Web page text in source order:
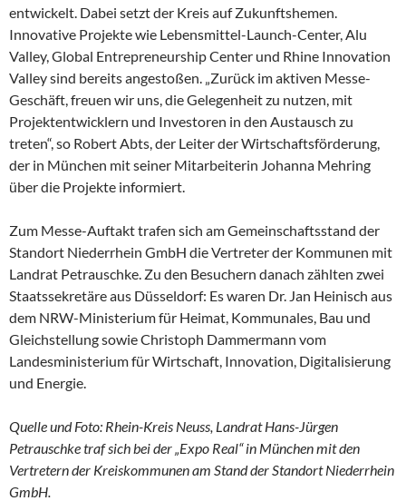
entwickelt. Dabei setzt der Kreis auf Zukunftshemen.
Innovative Projekte wie Lebensmittel-Launch-Center, Alu
Valley, Global Entrepreneurship Center und Rhine Innovation
Valley sind bereits angestoßen. „Zurück im aktiven Messe-
Geschäft, freuen wir uns, die Gelegenheit zu nutzen, mit
Projektentwicklern und Investoren in den Austausch zu
treten“, so Robert Abts, der Leiter der Wirtschaftsförderung,
der in München mit seiner Mitarbeiterin Johanna Mehring
über die Projekte informiert.
Zum Messe-Auftakt trafen sich am Gemeinschaftsstand der
Standort Niederrhein GmbH die Vertreter der Kommunen mit
Landrat Petrauschke. Zu den Besuchern danach zählten zwei
Staatssekretäre aus Düsseldorf: Es waren Dr. Jan Heinisch aus
dem NRW-Ministerium für Heimat, Kommunales, Bau und
Gleichstellung sowie Christoph Dammermann vom
Landesministerium für Wirtschaft, Innovation, Digitalisierung
und Energie.
Quelle und Foto: Rhein-Kreis Neuss, Landrat Hans-Jürgen
Petrauschke traf sich bei der „Expo Real“ in München mit den
Vertretern der Kreiskommunen am Stand der Standort Niederrhein
GmbH.